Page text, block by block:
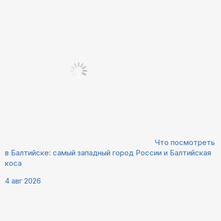
Что посмотреть
в Балтийске: самый западный город России и Балтийская
коса
4 авг 2026